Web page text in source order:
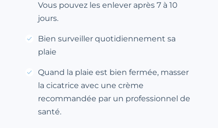
Vous pouvez les enlever après 7 à 10
jours.
Bien surveiller quotidiennement sa
plaie
Quand la plaie est bien fermée, masser
la cicatrice avec une crème
recommandée par un professionnel de
santé.